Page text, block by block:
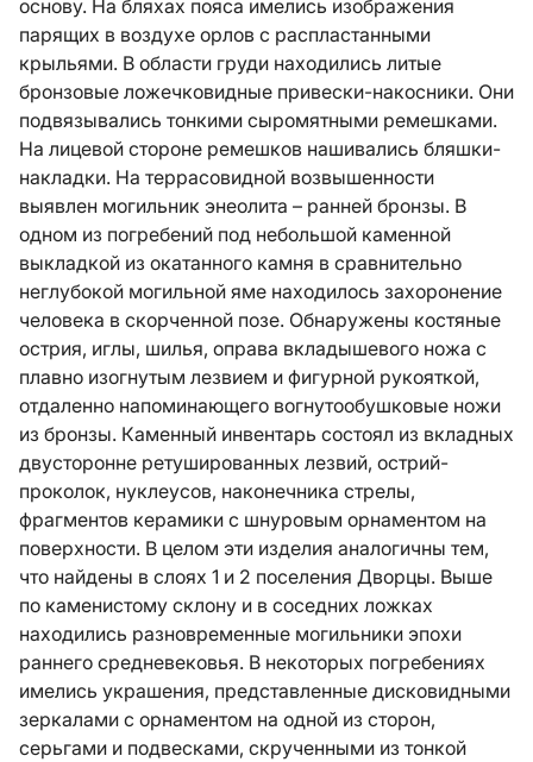
основу. На бляхах пояса имелись изображения
парящих в воздухе орлов с распластанными
крыльями. В области груди находились литые
бронзовые ложечковидные привески-накосники. Они
подвязывались тонкими сыромятными ремешками.
На лицевой стороне ремешков нашивались бляшки-
накладки. На террасовидной возвышенности
выявлен могильник энеолита – ранней бронзы. В
одном из погребений под небольшой каменной
выкладкой из окатанного камня в сравнительно
неглубокой могильной яме находилось захоронение
человека в скорченной позе. Обнаружены костяные
острия, иглы, шилья, оправа вкладышевого ножа с
плавно изогнутым лезвием и фигурной рукояткой,
отдаленно напоминающего вогнутообушковые ножи
из бронзы. Каменный инвентарь состоял из вкладных
двусторонне ретушированных лезвий, острий-
проколок, нуклеусов, наконечника стрелы,
фрагментов керамики с шнуровым орнаментом на
поверхности. В целом эти изделия аналогичны тем,
что найдены в слоях 1 и 2 поселения Дворцы. Выше
по каменистому склону и в соседних ложках
находились разновременные могильники эпохи
раннего средневековья. В некоторых погребениях
имелись украшения, представленные дисковидными
зеркалами с орнаментом на одной из сторон,
серьгами и подвесками, скрученными из тонкой